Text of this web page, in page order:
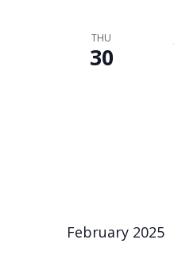
THU
30
February 2025